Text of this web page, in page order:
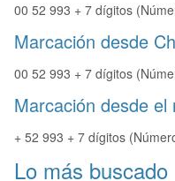
00 52 993 + 7 dígitos
Marcación desde
00 52 993 + 7 dígitos
Marcación desde
+ 52 993 + 7 dígitos
Lo más buscado